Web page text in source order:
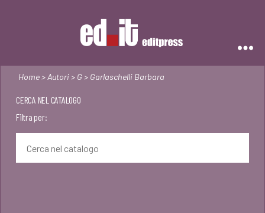
Home> Autori> G > Garlaschelli Barbara
CERCA NEL CATALOGO
Filtra per: